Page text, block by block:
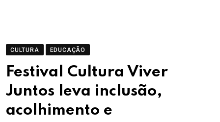
CULTURA EDUCAÇÃO
Festival Cultura Viver
Juntos leva inclusão,
acolhimento e